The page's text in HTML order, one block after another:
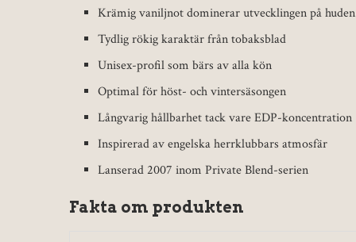
Krämig vaniljnot dominerar utvecklingen på huden
Tydlig rökig karaktär från tobaksblad
Unisex-profil som bärs av alla kön
Optimal för höst- och vintersäsongen
Långvarig hållbarhet tack vare EDP-koncentration
Inspirerad av engelska herrklubbars atmosfär
Lanserad 2007 inom Private Blend-serien
Fakta om produkten